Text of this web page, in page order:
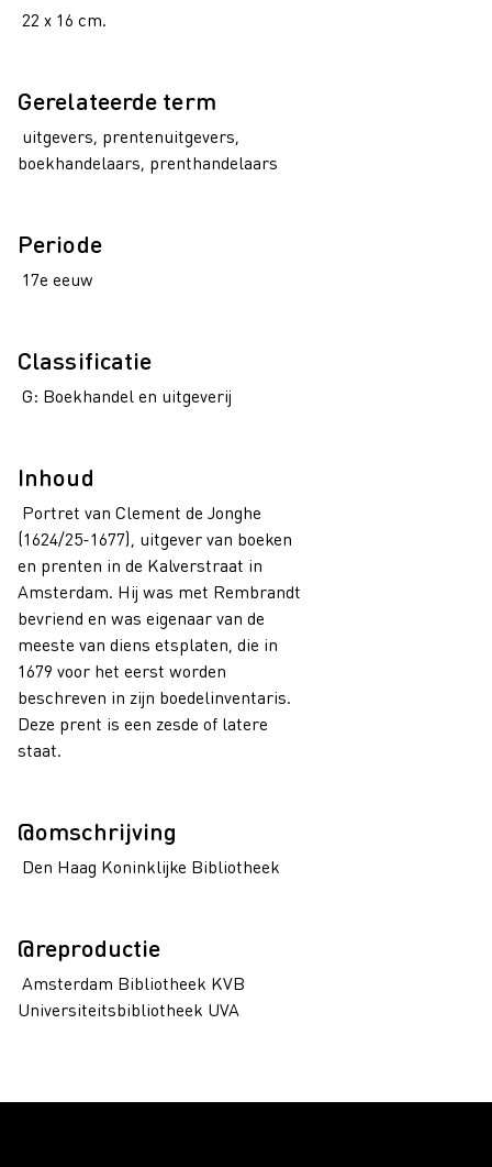
22 x 16 cm.
Gerelateerde term
uitgevers, prentenuitgevers,
boekhandelaars, prenthandelaars
Periode
17e eeuw
Classificatie
G: Boekhandel en uitgeverij
Inhoud
Portret van Clement de Jonghe
(1624/25-1677), uitgever van boeken
en prenten in de Kalverstraat in
Amsterdam. Hij was met Rembrandt
bevriend en was eigenaar van de
meeste van diens etsplaten, die in
1679 voor het eerst worden
beschreven in zijn boedelinventaris.
Deze prent is een zesde of latere
staat.
@omschrijving
Den Haag Koninklijke Bibliotheek
@reproductie
Amsterdam Bibliotheek KVB
Universiteitsbibliotheek UVA